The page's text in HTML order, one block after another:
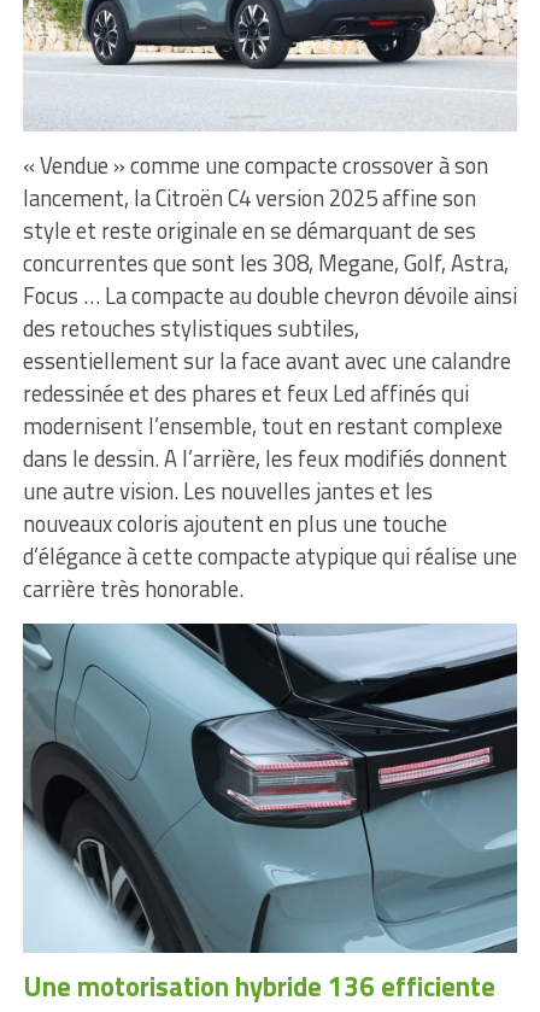
« Vendue » comme une compacte crossover à son
lancement, la Citroën C4 version 2025 affine son
style et reste originale en se démarquant de ses
concurrentes que sont les 308, Megane, Golf, Astra,
Focus … La compacte au double chevron dévoile ainsi
des retouches stylistiques subtiles,
essentiellement sur la face avant avec une calandre
redessinée et des phares et feux Led affinés qui
modernisent l’ensemble, tout en restant complexe
dans le dessin. A l’arrière, les feux modifiés donnent
une autre vision. Les nouvelles jantes et les
nouveaux coloris ajoutent en plus une touche
d’élégance à cette compacte atypique qui réalise une
carrière très honorable.
Une motorisation hybride 136 efficiente